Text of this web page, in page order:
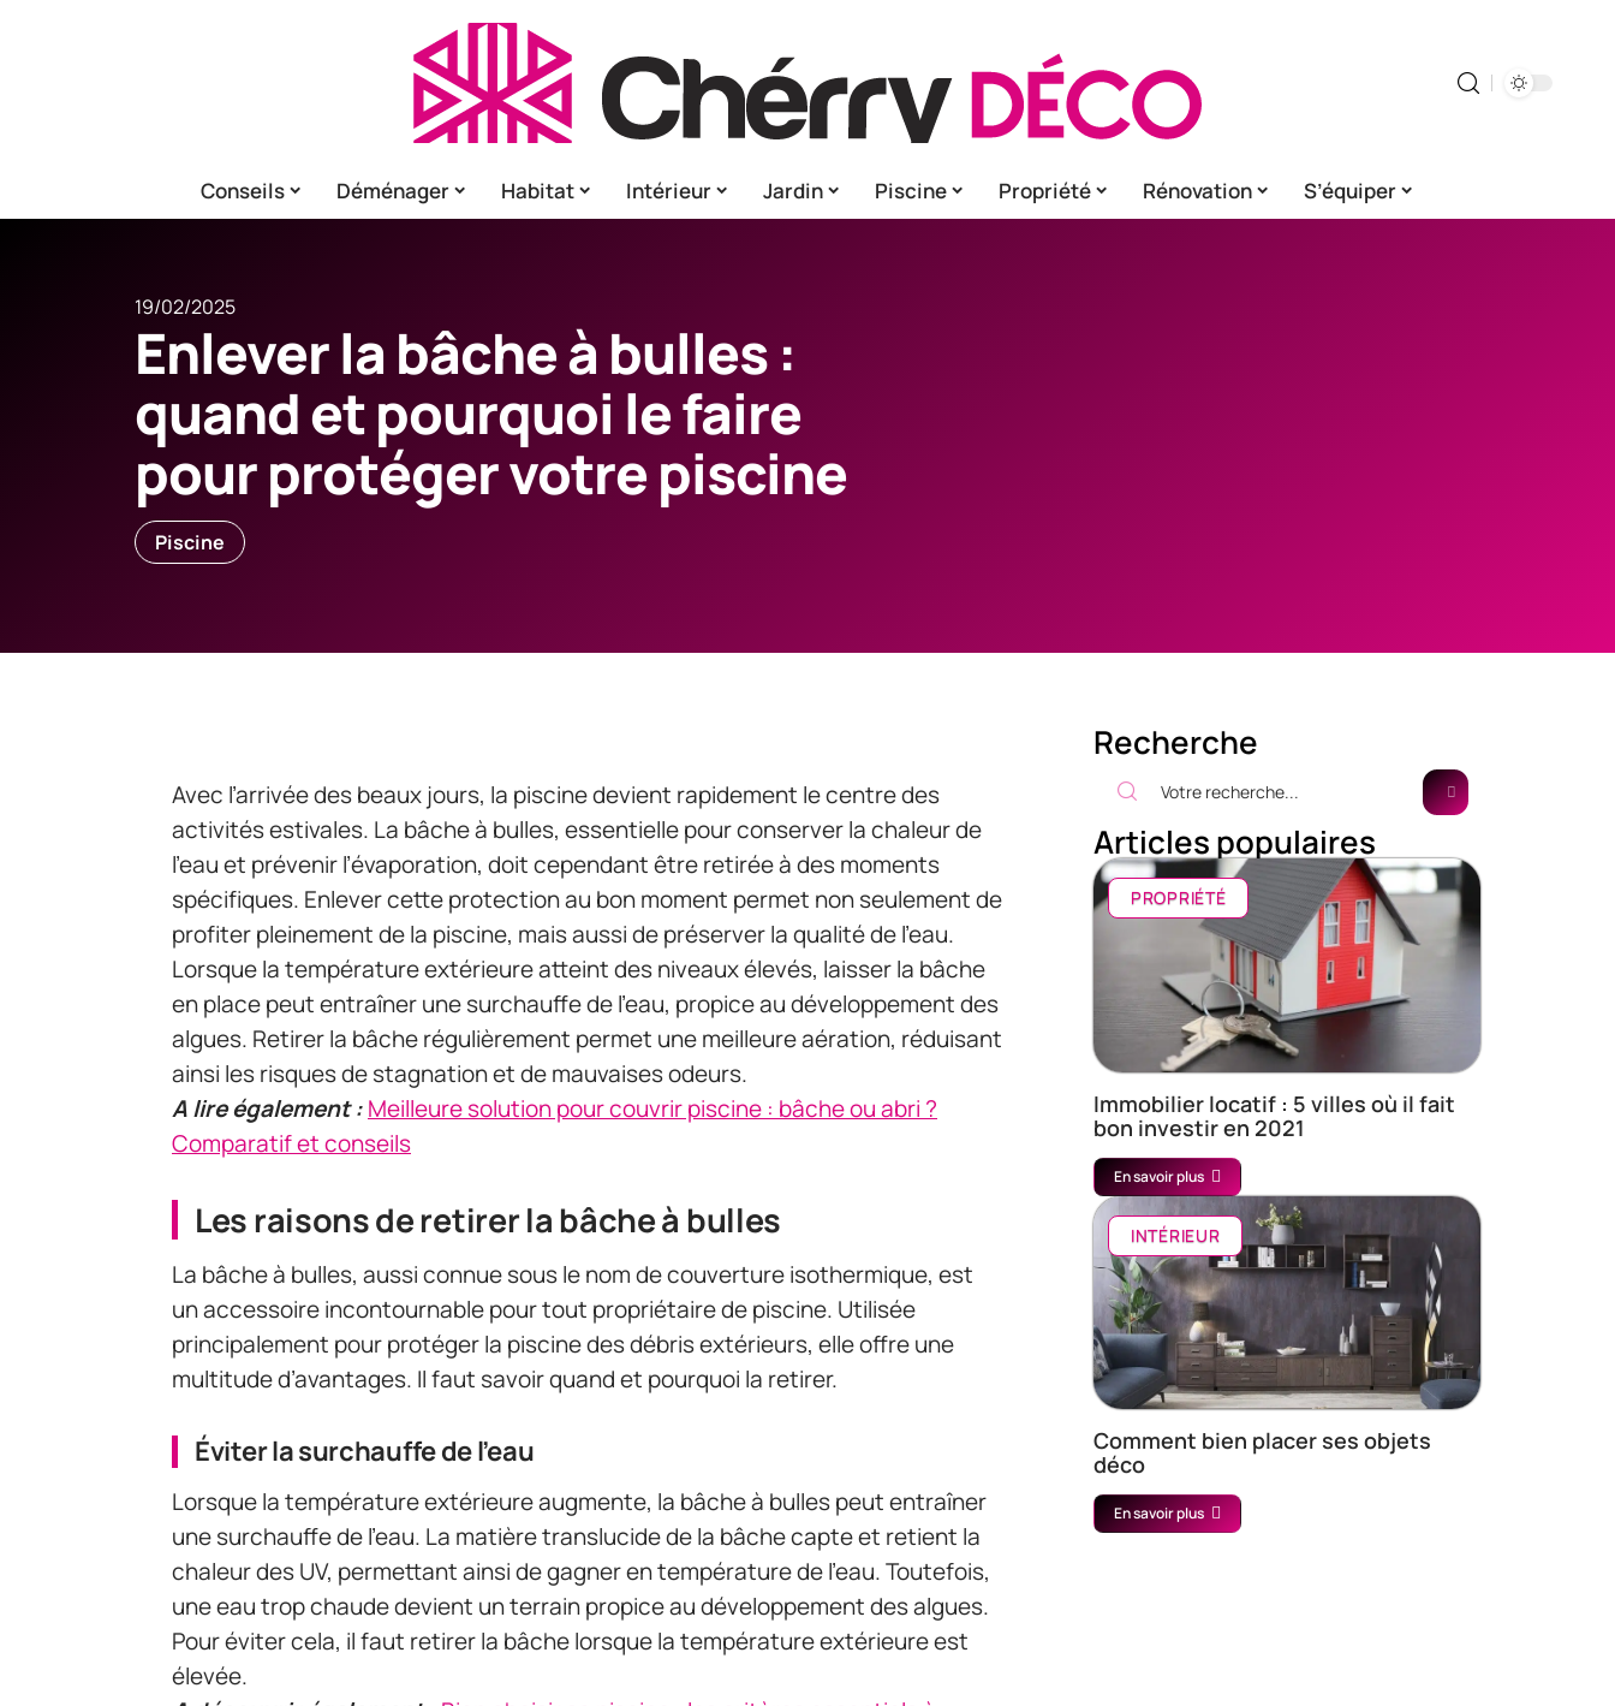
Conseils Déménager Habitat Intérieur Jardin Piscine Propriété Rénovation S’équiper
19/02/2025
Enlever la bâche à bulles :
quand et pourquoi le faire
pour protéger votre piscine
Piscine
Avec l’arrivée des beaux jours, la piscine devient rapidement le centre des
activités estivales. La bâche à bulles, essentielle pour conserver la chaleur de
l’eau et prévenir l’évaporation, doit cependant être retirée à des moments
spécifiques. Enlever cette protection au bon moment permet non seulement de
profiter pleinement de la piscine, mais aussi de préserver la qualité de l’eau.
Lorsque la température extérieure atteint des niveaux élevés, laisser la bâche
en place peut entraîner une surchauffe de l’eau, propice au développement des
algues. Retirer la bâche régulièrement permet une meilleure aération, réduisant
ainsi les risques de stagnation et de mauvaises odeurs.
A lire également :Meilleure solution pour couvrir piscine : bâche ou abri ?
Comparatif et conseils
Les raisons de retirer la bâche à bulles
La bâche à bulles, aussi connue sous le nom de couverture isothermique, est
un accessoire incontournable pour tout propriétaire de piscine. Utilisée
principalement pour protéger la piscine des débris extérieurs, elle offre une
multitude d’avantages. Il faut savoir quand et pourquoi la retirer.
Éviter la surchauffe de l’eau
Lorsque la température extérieure augmente, la bâche à bulles peut entraîner
une surchauffe de l’eau. La matière translucide de la bâche capte et retient la
chaleur des UV, permettant ainsi de gagner en température de l’eau. Toutefois,
une eau trop chaude devient un terrain propice au développement des algues.
Pour éviter cela, il faut retirer la bâche lorsque la température extérieure est
élevée.
Recherche
Articles populaires
PROPRIÉTÉ
Immobilier locatif : 5 villes où il fait
bon investir en 2021
En savoir plus
INTÉRIEUR
Comment bien placer ses objets
déco
En savoir plus